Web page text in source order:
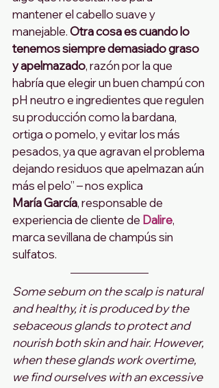
mantener el cabello suave y
manejable. Otra cosa es cuando lo
tenemos siempre demasiado graso
y apelmazado, razón por la que
habría que elegir un buen champú con
pH neutro e ingredientes que regulen
su producción como la bardana,
ortiga o pomelo, y evitar los más
pesados, ya que agravan el problema
dejando residuos que apelmazan aún
más el pelo” – nos explica
María García, responsable de
experiencia de cliente de Dalire,
marca sevillana de champús sin
sulfatos.
Some sebum on the scalp is natural
and healthy, it is produced by the
sebaceous glands to protect and
nourish both skin and hair. However,
when these glands work overtime,
we find ourselves with an excessive